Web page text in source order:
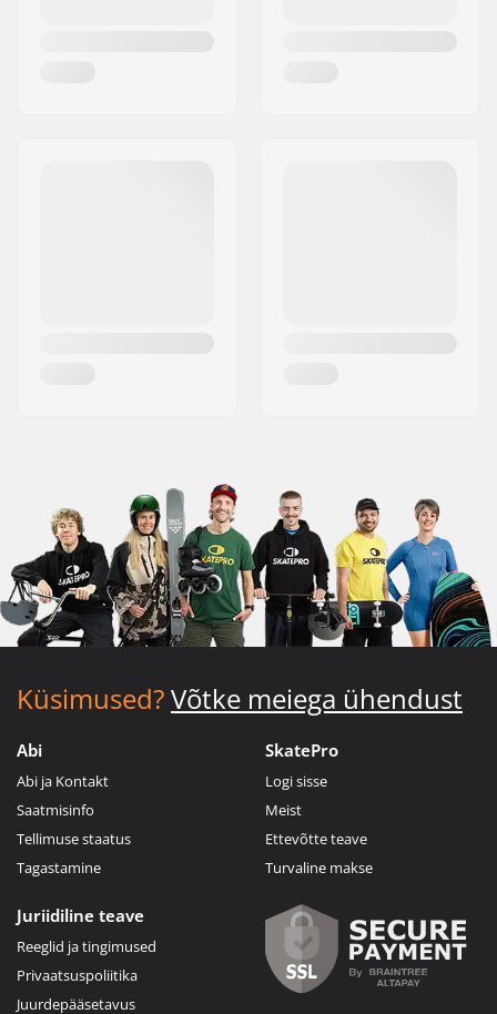
Küsimused?Võtke meiega ühendust
Abi
Abi ja Kontakt
Saatmisinfo
Tellimuse staatus
Tagastamine
SkatePro
Logi sisse
Meist
Ettevõtte teave
Turvaline makse
Juriidiline teave
Reeglid ja tingimused
Privaatsuspoliitika
Juurdepääsetavus